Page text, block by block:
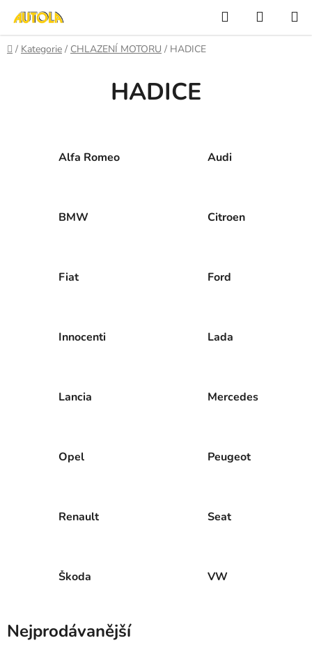
obsah
Hledat
KOŠÍK
Domů
/ Kategorie / CHLAZENÍ MOTORU / HADICE
HADICE
Alfa Romeo Audi
BMW Citroen
Fiat Ford
Innocenti Lada
Lancia Mercedes
Opel Peugeot
Renault Seat
Škoda VW
Nejprodávanější